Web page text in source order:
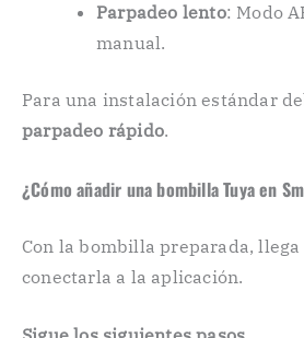
Parpadeo lento: Modo
manual.
Para una instalación estándar
parpadeo rápido.
¿Cómo añadir una bombilla Tuya en
Con la bombilla preparada,
conectarla a la aplicación.